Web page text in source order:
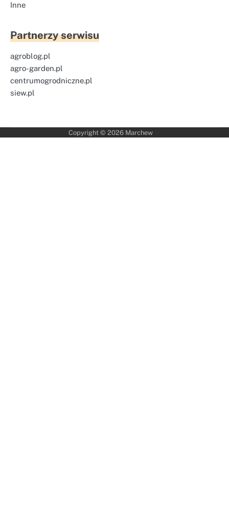
Inne
Partnerzy serwisu
agroblog.pl
agro-garden.pl
centrumogrodniczne.pl
siew.pl
Copyright © 2026 Marchew